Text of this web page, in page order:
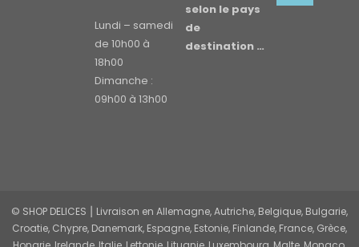
Lundi – samedi
de 10h00 à
18h00
Dimanche :
09h00 à 13h00
selon le pays
de
destination …
© SHOP DELICES ⎮ Livraison en Allemagne, Autriche, Belgique, Bulgarie,
Croatie, Chypre, Danemark, Espagne, Estonie, Finlande, France, Grèce,